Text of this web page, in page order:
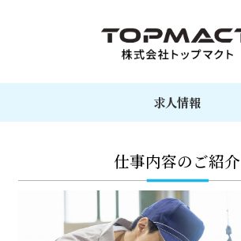
求人情報
仕事内容のご紹介